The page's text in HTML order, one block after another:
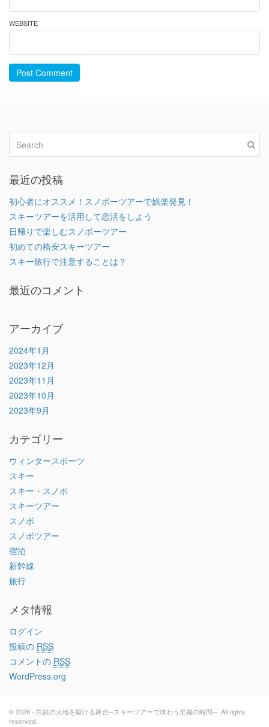
WEBSITE
Post Comment
最近の投稿
初心者にオススメ！スノボーツアーで娯楽発見！
スキーツアーを活用して恋活をしよう
日帰りで楽しむスノボーツアー
初めての格安スキーツアー
スキー旅行で注意することは？
最近のコメント
アーカイブ
2024年1月
2023年12月
2023年11月
2023年10月
2023年9月
カテゴリー
ウィンタースポーツ
スキー
スキー・スノボ
スキーツアー
スノボ
スノボツアー
宿泊
新幹線
旅行
メタ情報
ログイン
投稿の RSS
コメントの RSS
WordPress.org
© 2026 - 白銀の大地を駆ける舞台─スキーツアーで味わう至福の時間─. All rights
reserved.